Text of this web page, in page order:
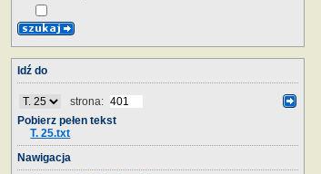
Idź do
strona:
Pobierz pełen tekst
T. 25.txt
Nawigacja